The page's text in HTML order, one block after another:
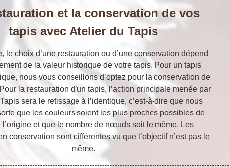
et la conservation de vos
tapis avec Atelier du Tapis
le choix d’une restauration ou d’une conservation dépend
de la valeur historique de votre tapis. Pour un tapis
nous vous conseillons d’optez pour la conservation de
la restauration d’un tapis, l’action principale menée par
sera le retissage à l’identique, c’est-à-dire que nous
que les couleurs soient les plus proches possibles de
l’origine et que le nombre de nœuds soit le même. Les
conservation sont différentes vu que l’objectif n’est pas le
même.